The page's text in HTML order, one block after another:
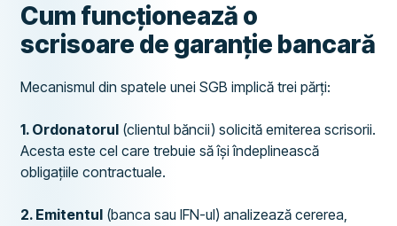
Cum funcționează o
scrisoare de garanție bancară
Mecanismul din spatele unei SGB implică trei părți:
1. Ordonatorul (clientul băncii) solicită emiterea scrisorii.
Acesta este cel care trebuie să își îndeplinească
obligațiile contractuale.
2. Emitentul (banca sau IFN-ul) analizează cererea,